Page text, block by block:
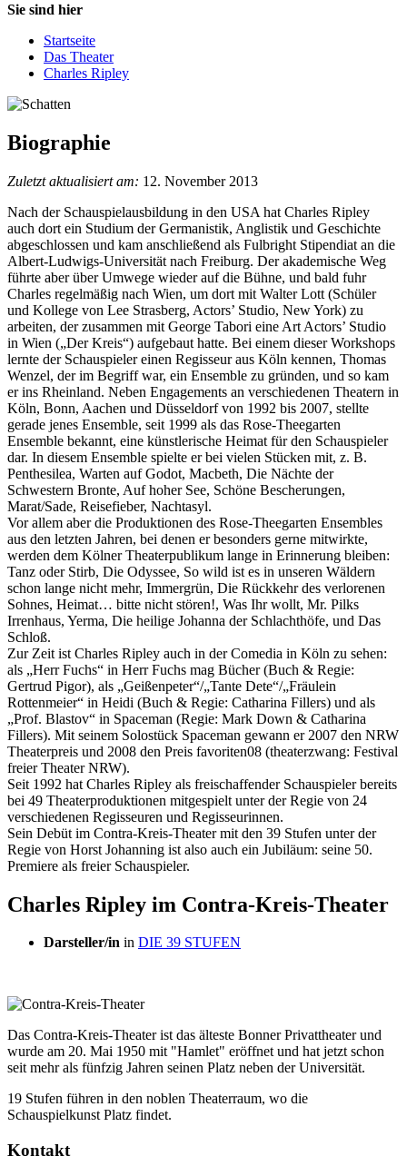
Sie sind hier
Startseite
Das Theater
Charles Ripley
Biographie
Zuletzt aktualisiert am: 12. November 2013
Nach der Schauspielausbildung in den USA hat Charles Ripley
auch dort ein Studium der Germanistik, Anglistik und Geschichte
abgeschlossen und kam anschließend als Fulbright Stipendiat an die
Albert-Ludwigs-Universität nach Freiburg. Der akademische Weg
führte aber über Umwege wieder auf die Bühne, und bald fuhr
Charles regelmäßig nach Wien, um dort mit Walter Lott (Schüler
und Kollege von Lee Strasberg, Actors’ Studio, New York) zu
arbeiten, der zusammen mit George Tabori eine Art Actors’ Studio
in Wien („Der Kreis“) aufgebaut hatte. Bei einem dieser Workshops
lernte der Schauspieler einen Regisseur aus Köln kennen, Thomas
Wenzel, der im Begriff war, ein Ensemble zu gründen, und so kam
er ins Rheinland. Neben Engagements an verschiedenen Theatern in
Köln, Bonn, Aachen und Düsseldorf von 1992 bis 2007, stellte
gerade jenes Ensemble, seit 1999 als das Rose-Theegarten
Ensemble bekannt, eine künstlerische Heimat für den Schauspieler
dar. In diesem Ensemble spielte er bei vielen Stücken mit, z. B.
Penthesilea, Warten auf Godot, Macbeth, Die Nächte der
Schwestern Bronte, Auf hoher See, Schöne Bescherungen,
Marat/Sade, Reisefieber, Nachtasyl.
Vor allem aber die Produktionen des Rose-Theegarten Ensembles
aus den letzten Jahren, bei denen er besonders gerne mitwirkte,
werden dem Kölner Theaterpublikum lange in Erinnerung bleiben:
Tanz oder Stirb, Die Odyssee, So wild ist es in unseren Wäldern
schon lange nicht mehr, Immergrün, Die Rückkehr des verlorenen
Sohnes, Heimat… bitte nicht stören!, Was Ihr wollt, Mr. Pilks
Irrenhaus, Yerma, Die heilige Johanna der Schlachthöfe, und Das
Schloß.
Zur Zeit ist Charles Ripley auch in der Comedia in Köln zu sehen:
als „Herr Fuchs“ in Herr Fuchs mag Bücher (Buch & Regie:
Gertrud Pigor), als „Geißenpeter“/„Tante Dete“/„Fräulein
Rottenmeier“ in Heidi (Buch & Regie: Catharina Fillers) und als
„Prof. Blastov“ in Spaceman (Regie: Mark Down & Catharina
Fillers). Mit seinem ­Solostück Spaceman gewann er 2007 den NRW
Theaterpreis und 2008 den Preis favoriten08 (theaterzwang: Festival
freier Theater NRW).
Seit 1992 hat Charles Ripley als freischaffender Schauspieler bereits
bei 49 Theaterproduktionen mitgespielt unter der Regie von 24
verschiedenen Regisseuren und Regisseurinnen.
Sein Debüt im Contra-Kreis-Theater mit den 39 Stufen unter der
Regie von Horst Johanning ist also auch ein Jubiläum: seine 50.
Premiere als freier Schauspieler.
Charles Ripley im Contra-Kreis-Theater
Darsteller/in in DIE 39 STUFEN
Das Contra-Kreis-Theater ist das älteste Bonner Privattheater und
wurde am 20. Mai 1950 mit "Hamlet" eröffnet und hat jetzt schon
seit mehr als fünfzig Jahren seinen Platz neben der Universität.
19 Stufen führen in den noblen Theaterraum, wo die
Schauspielkunst Platz findet.
Kontakt